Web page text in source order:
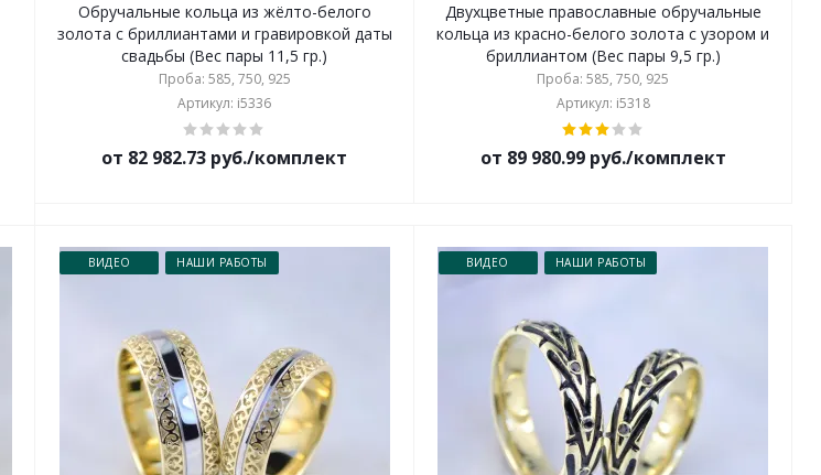
Обручальные кольца из жёлто-белого
золота с бриллиантами и гравировкой даты
свадьбы (Вес пары 11,5 гр.)
Проба: 585, 750, 925
Артикул: i5336
от 82 982.73 руб./комплект
Двухцветные православные обручальные
кольца из красно-белого золота с узором и
бриллиантом (Вес пары 9,5 гр.)
Проба: 585, 750, 925
Артикул: i5318
от 89 980.99 руб./комплект
ВИДЕО НАШИ РАБОТЫ ВИДЕО НАШИ РАБОТЫ